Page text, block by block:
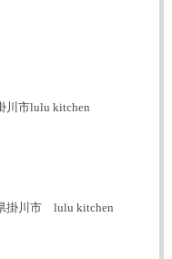
川市lulu kitchen
掛川市 lulu kitchen